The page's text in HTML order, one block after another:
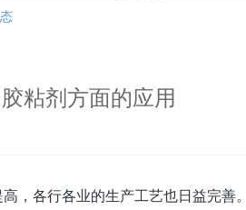
粘剂方面的应用
，各行各业的生产工艺也日益完善